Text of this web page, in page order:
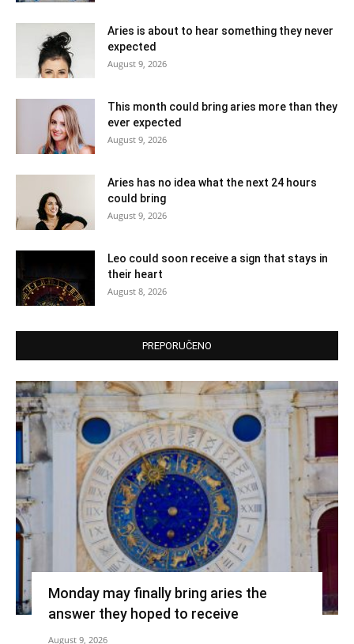
Aries is about to hear something they never
expected
August 9, 2026
This month could bring aries more than they
ever expected
August 9, 2026
Aries has no idea what the next 24 hours
could bring
August 9, 2026
Leo could soon receive a sign that stays in
their heart
August 8, 2026
PREPORUČENO
Monday may finally bring aries the
answer they hoped to receive
August 9, 2026